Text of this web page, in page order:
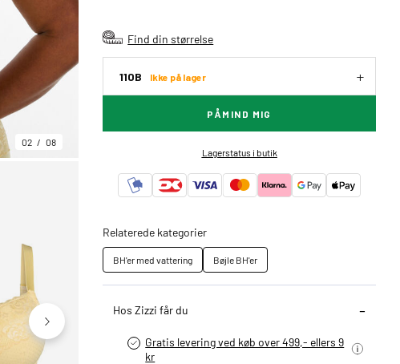
02 08
Find din størrelse
110B Ikke på lager
PÅMIND MIG
Lagerstatus i butik
Relaterede kategorier
BH'er med vattering Bøjle BH'er
Hos Zizzi får du
Gratis levering ved køb over 499,- ellers 9
kr